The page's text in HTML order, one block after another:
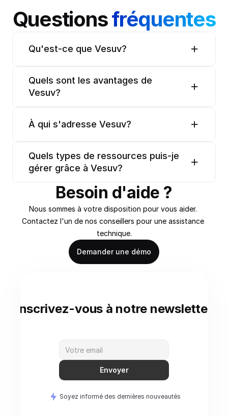
Questions fréquentes
Qu'est-ce que Vesuv?
Quels sont les avantages de
Vesuv?
À qui s'adresse Vesuv?
Quels types de ressources puis-je
gérer grâce à Vesuv?
Besoin d'aide ?
Nous sommes à votre disposition pour vous aider.
Contactez l'un de nos conseillers pour une assistance
technique.
Demander une démo
Inscrivez-vous à notre newsletter
Envoyer
Soyez informé des dernières nouveautés